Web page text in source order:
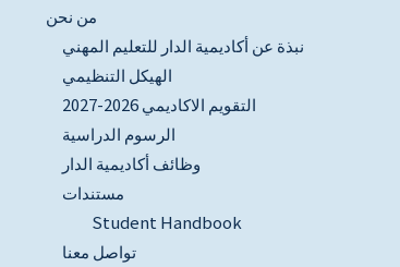
من نحن
نبذة عن أكاديمية الدار للتعليم المهني
الهيكل التنظيمي
التقويم الاكاديمي 2026-2027
الرسوم الدراسية
وظائف أكاديمية الدار
مستندات
Student Handbook
تواصل معنا